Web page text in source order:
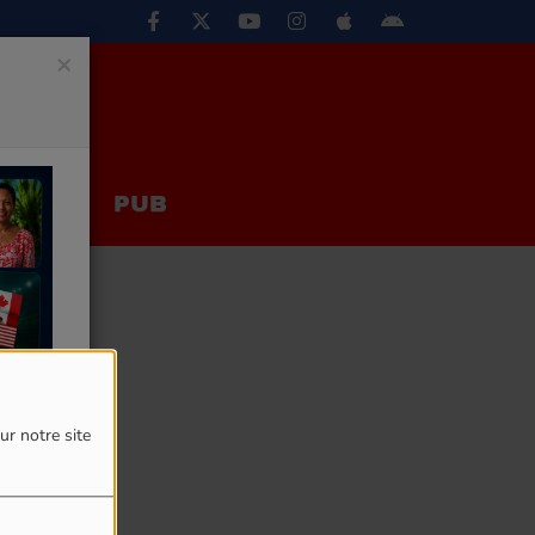
notre site
PUB
×